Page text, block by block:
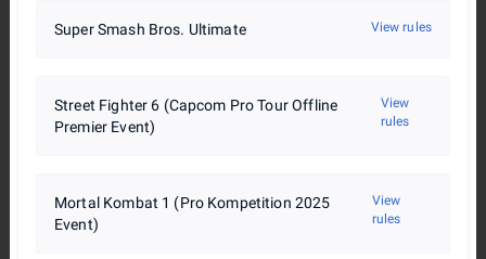
Super Smash Bros. Ultimate View rules
Street Fighter 6 (Capcom Pro Tour Offline
Premier Event)
View
rules
Mortal Kombat 1 (Pro Kompetition 2025
Event)
View
rules